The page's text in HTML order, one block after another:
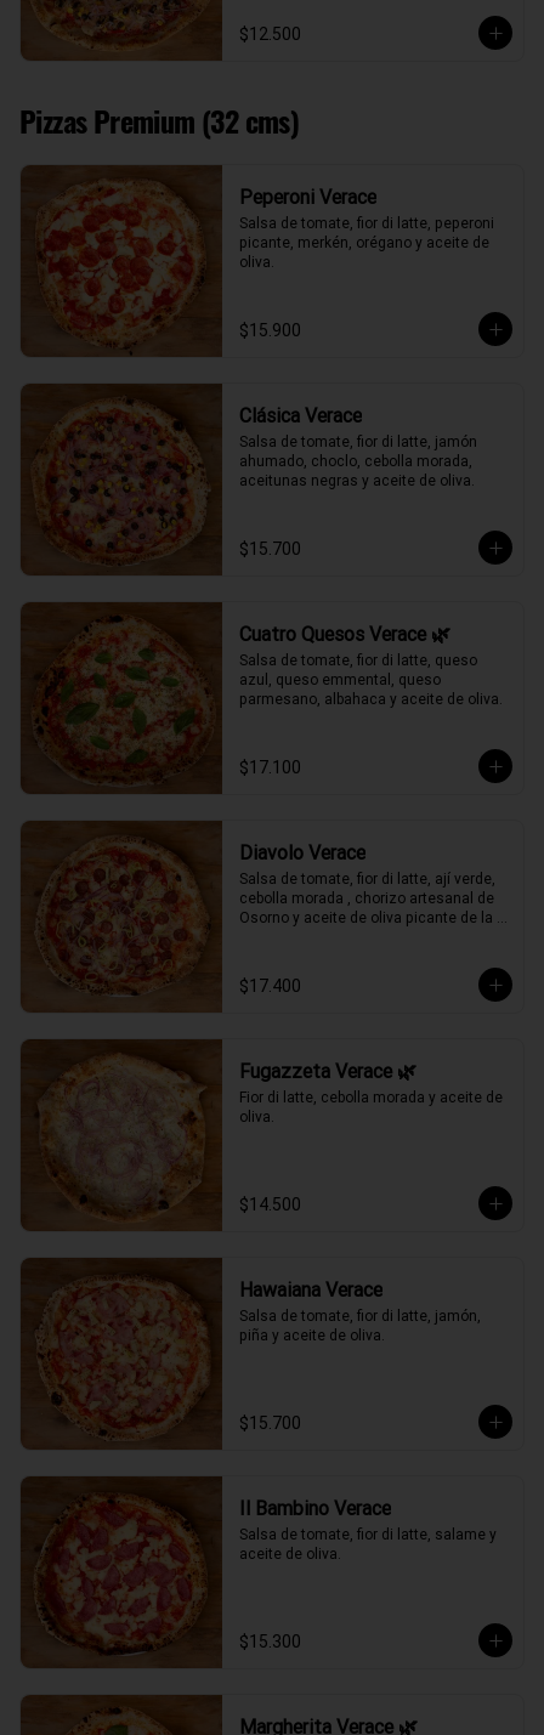
$12.500
Pizzas Premium (32 cms)
Peperoni Verace
Salsa de tomate, fior di latte, peperoni
picante, merkén, orégano y aceite de
oliva.
$15.900
Clásica Verace
Salsa de tomate, fior di latte, jamón
ahumado, choclo, cebolla morada,
aceitunas negras y aceite de oliva.
$15.700
Cuatro Quesos Verace 🌿
Salsa de tomate, fior di latte, queso
azul, queso emmental, queso
parmesano, albahaca y aceite de oliva.
$17.100
Diavolo Verace
Salsa de tomate, fior di latte, ají verde,
cebolla morada , chorizo artesanal de
Osorno y aceite de oliva picante de la
$17.400
Fugazzeta Verace 🌿
Fior di latte, cebolla morada y aceite de
oliva.
$14.500
Hawaiana Verace
Salsa de tomate, fior di latte, jamón,
piña y aceite de oliva.
$15.700
Il Bambino Verace
Salsa de tomate, fior di latte, salame y
aceite de oliva.
$15.300
Margherita Verace 🌿